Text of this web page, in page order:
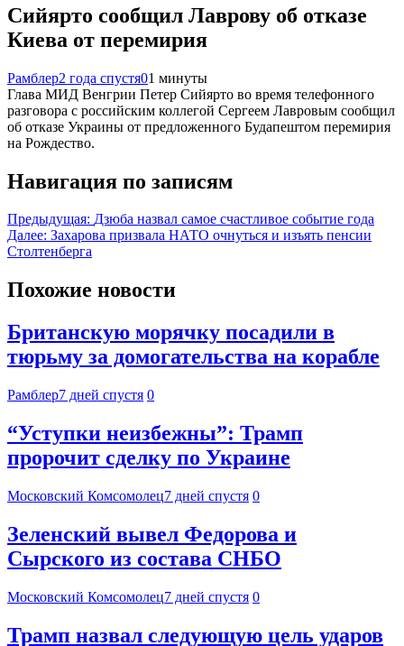
Сийярто сообщил Лаврову об отказе
Киева от перемирия
Рамблер2 года спустя01 минуты
Глава МИД Венгрии Петер Сийярто во время телефонного
разговора с российским коллегой Сергеем Лавровым сообщил
об отказе Украины от предложенного Будапештом перемирия
на Рождество.
Навигация по записям
Предыдущая: Дзюба назвал самое счастливое событие года
Далее: Захарова призвала НАТО очнуться и изъять пенсии
Столтенберга
Похожие новости
Британскую морячку посадили в
тюрьму за домогательства на корабле
Рамблер7 дней спустя 0
“Уступки неизбежны”: Трамп
пророчит сделку по Украине
Московский Комсомолец7 дней спустя 0
Зеленский вывел Федорова и
Сырского из состава СНБО
Московский Комсомолец7 дней спустя 0
Трамп назвал следующую цель ударов